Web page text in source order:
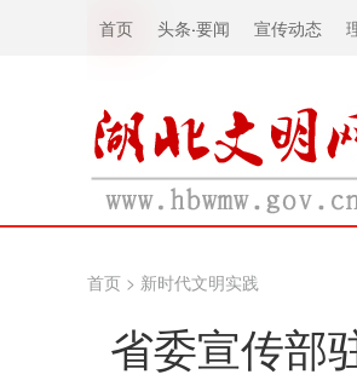
首页 头条·要闻 宣传动态
首页 > 新时代文明实践
省委宣传部